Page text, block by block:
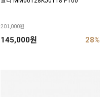
201,000원
145,000원 28%